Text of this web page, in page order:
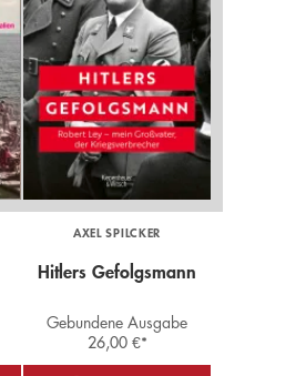
AXEL SPILCKER
Hitlers Gefolgsmann
Gebundene Ausgabe
26,00 €*